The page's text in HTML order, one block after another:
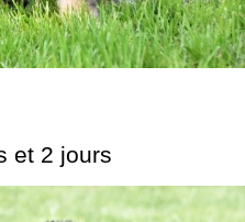
et 2 jours